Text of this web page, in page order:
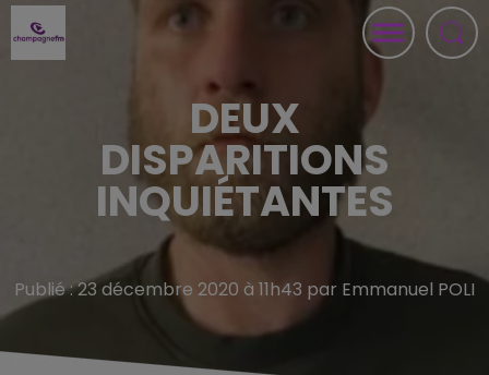
DEUX
DISPARITIONS
INQUIÉTANTES
Publié : 23 décembre 2020 à 11h43 par Emmanuel POLI